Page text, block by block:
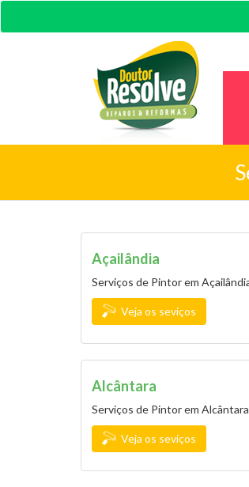
Açailândia
Serviços de Pintor em
Veja os seviços
Alcântara
Serviços de Pintor em
Veja os seviços